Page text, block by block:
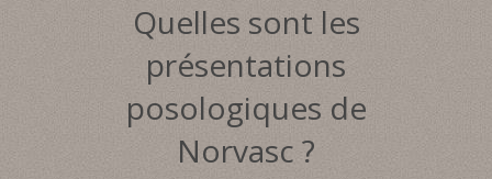
Quelles sont les
présentations
posologiques de
Norvasc ?